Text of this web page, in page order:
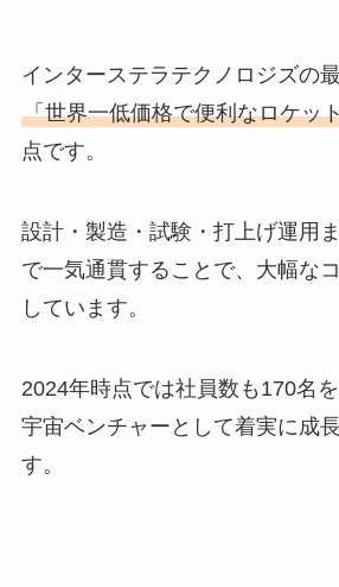
インターステラテクノロジズの
「世界一低価格で便利なロケッ
点です。
設計・製造・試験・打上げ運用
で一気通貫することで、大幅な
しています。
2024年時点では社員数も170名
宇宙ベンチャーとして着実に成
す。